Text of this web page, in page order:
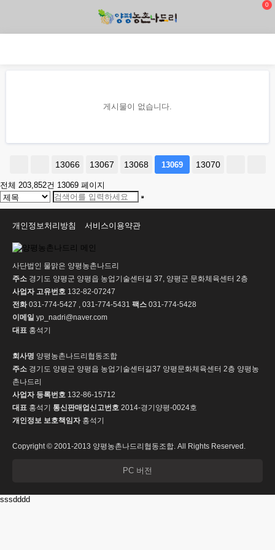
0
게시물이 없습니다.
13066 13067 13068 13069 13070
전체 203,852건 13069 페이지
개인정보처리방침 서비스이용약관
사단법인 물맑은 양평농촌나드리
주소 경기도 양평군 양평읍 농업기술센터길 37, 양평군 문화체육센터 2층
사업자 고유번호 132-82-07247
전화031-774-5427 , 031-774-5431 팩스 031-774-5428
이메일 yp_nadri@naver.com
대표 홍석기
회사명 양평농촌나드리협동조합
주소 경기도 양평군 양평읍 농업기술센터길37 양평문화체육센터 2층 양평농
촌나드리
사업자 등록번호 132-86-15712
대표 홍석기 통신판매업신고번호 2014-경기양평-0024호
개인정보 보호책임자홍석기
Copyright © 2001-2013 양평농촌나드리협동조합. All Rights Reserved.
PC 버전
sssdddd